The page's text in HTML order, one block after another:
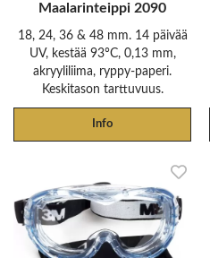
Maalarinteippi 2090
18, 24, 36 & 48 mm. 14 päivää
UV, kestää 93°C, 0,13 mm,
akryyliliima, ryppy-paperi.
Keskitason tarttuvuus.
Info